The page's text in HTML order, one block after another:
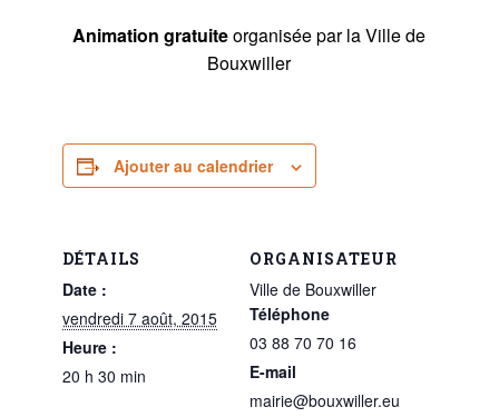
Animation gratuiteorganisée par la Ville de
Bouxwiller
Ajouter au calendrier
DÉTAILS
Date :
vendredi 7 août, 2015
Heure :
20 h 30 min
ORGANISATEUR
Ville de Bouxwiller
Téléphone
03 88 70 70 16
E-mail
mairie@bouxwiller.eu